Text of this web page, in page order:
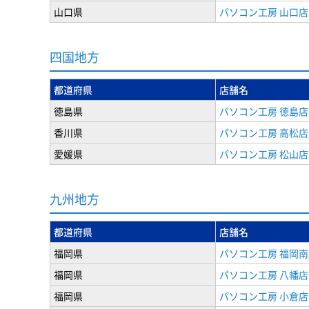
山口県
パソコン工房 山口店
四国地方
都道府県 店舗名
徳島県
パソコン工房 徳島店
香川県
パソコン工房 高松店
愛媛県
パソコン工房 松山店
九州地方
都道府県 店舗名
福岡県
パソコン工房 福岡
福岡県
パソコン工房 八幡店
福岡県
パソコン工房 小倉店